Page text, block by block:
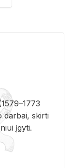
darbai, skirti
įgyti.